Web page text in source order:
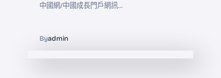
中國網/中國成長門戶網訊…
Byadmin